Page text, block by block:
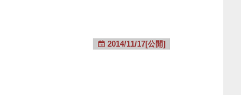
2014/11/17[公開]